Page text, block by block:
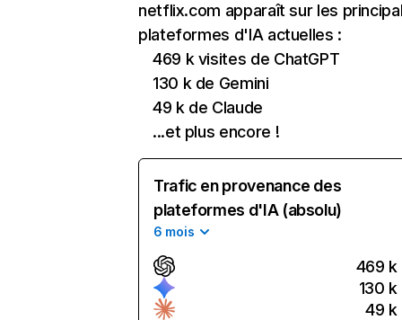
netflix.com apparaît sur les
plateformes d'IA actuelles :
469 k visites de ChatGPT
130 k de Gemini
49 k de Claude
...et plus encore !
Trafic en provenance des
plateformes d'IA (absolu)
6 mois
469 k
130 k
49 k